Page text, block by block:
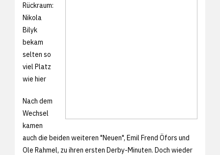
Rückraum:
Nikola
Bilyk
bekam
selten so
viel Platz
wie hier
Nach dem
Wechsel
kamen
auch die beiden weiteren "Neuen", Emil Frend Öfors und
Ole Rahmel, zu ihren ersten Derby-Minuten. Doch wieder